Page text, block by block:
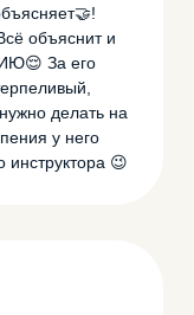
объяснит и
За его
делать на
у него
😉